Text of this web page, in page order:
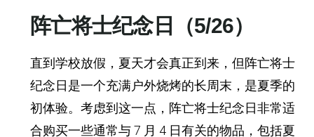
阵亡将士纪念日（5/26）
直到学校放假，夏天才会真正到来，但阵亡将士
纪念日是一个充满户外烧烤的长周末，是夏季的
初体验。考虑到这一点，阵亡将士纪念日非常适
合购买一些通常与 7 月 4 日有关的物品，包括夏